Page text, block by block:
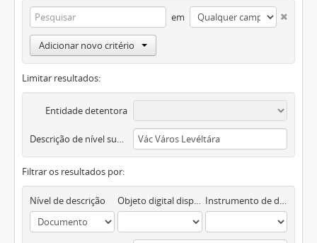
em
Adicionar novo critério
Limitar resultados:
Entidade detentora
Descrição de nível superior
Filtrar os resultados por:
Nível de descrição Objeto digital disponível Instrumento de descrição documental